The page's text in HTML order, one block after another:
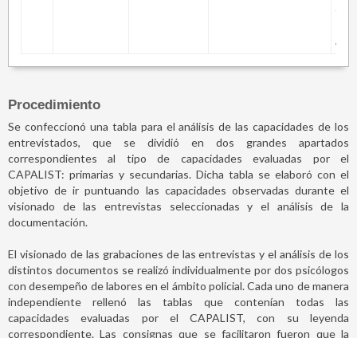
con
Procedimiento
Se confeccionó una tabla para el análisis de las capacidades de los
entrevistados, que se dividió en dos grandes apartados
correspondientes al tipo de capacidades evaluadas por el
CAPALIST: primarias y secundarias. Dicha tabla se elaboró con el
objetivo de ir puntuando las capacidades observadas durante el
visionado de las entrevistas seleccionadas y el análisis de la
documentación.
El visionado de las grabaciones de las entrevistas y el análisis de los
distintos documentos se realizó individualmente por dos psicólogos
con desempeño de labores en el ámbito policial. Cada uno de manera
independiente rellenó las tablas que contenían todas las
capacidades evaluadas por el CAPALIST, con su leyenda
correspondiente. Las consignas que se facilitaron fueron que la